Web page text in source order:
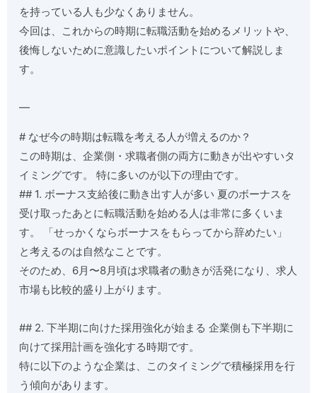
を持っている人も少なくありません。
今回は、これからの時期に転職活動を始めるメリットや、
後悔しないために意識したいポイントについて解説しま
す。
—
# なぜ今の時期は転職を考える人が増えるのか？
この時期は、企業側・求職者側の両方に動きが出やすいタ
イミングです。 特に多いのが以下の理由です。
## 1. ボーナス支給後に動き出す人が多い 夏のボーナスを
受け取ったあとに転職活動を始める人は非常に多くいま
す。 「せっかくならボーナスをもらってから辞めたい」
と考えるのは自然なことです。
そのため、6月〜8月頃は求職者の動きが活発になり、求人
市場も比較的盛り上がります。
## 2. 下半期に向けた採用強化が始まる 企業側も下半期に
向けて採用計画を強化する時期です。
特に以下のような企業は、このタイミングで積極採用を行
う傾向があります。